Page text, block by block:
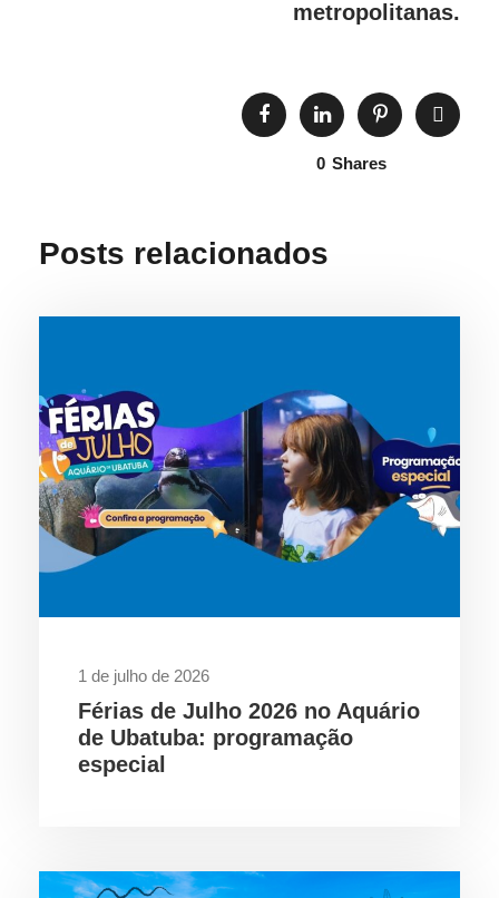
metropolitanas.
0 Shares
Posts relacionados
1 de julho de 2026
Férias de Julho 2026 no Aquário
de Ubatuba: programação
especial